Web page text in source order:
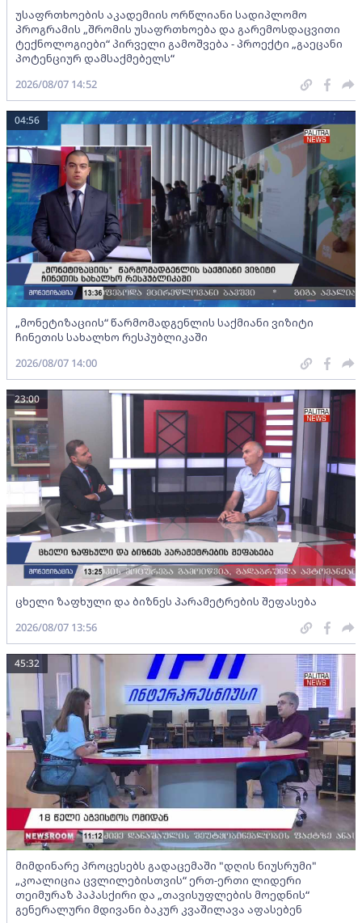
უსაფრთხოების აკადემიის ორწლიანი სადიპლომო
პროგრამის „შრომის უსაფრთხოება და გარემოსდაცვითი
ტექნოლოგიები“ პირველი გამოშვება - პროექტი „გაეცანი
პოტენციურ დამსაქმებელს“
2026/08/07 14:52
„მონეტიზაციის“ წარმომადგენლის საქმიანი ვიზიტი
ჩინეთის სახალხო რესპუბლიკაში
04:56
2026/08/07 14:00
ცხელი ზაფხული და ბიზნეს პარამეტრების შეფასება
23:00
2026/08/07 13:56
მიმდინარე პროცესებს გადაცემაში "დღის ნიუსრუმი"
„კოალიცია ცვლილებისთვის“ ერთ-ერთი ლიდერი
თეიმურაზ პაპასქირი და „თავისუფლების მოედნის“
გენერალური მდივანი ბაკურ კვაშილავა აფასებენ
45:32